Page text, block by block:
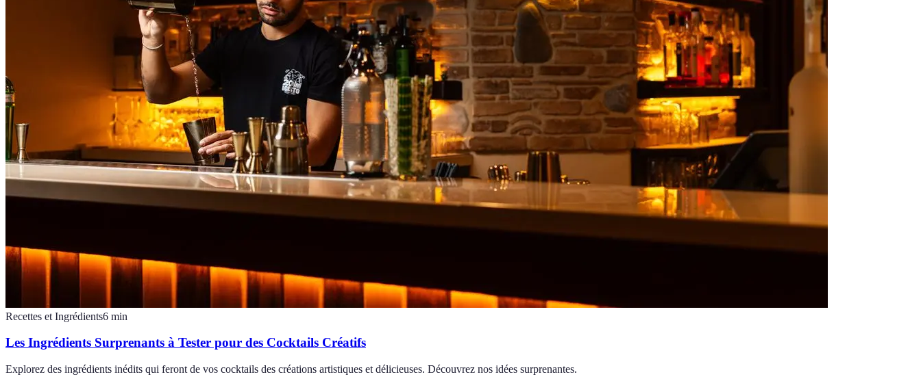
Recettes et Ingrédients6 min
Les Ingrédients Surprenants à Tester pour des Cocktails Créatifs
Explorez des ingrédients inédits qui feront de vos cocktails des créations artistiques et délicieuses. Découvrez nos idées surprenantes.